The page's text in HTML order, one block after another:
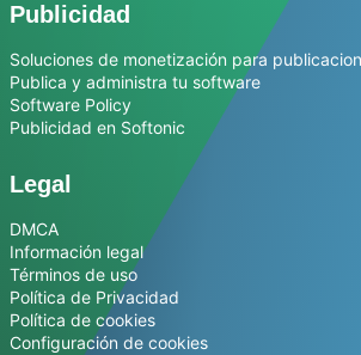
Publicidad
Soluciones de monetización para
Publica y administra tu software
Software Policy
Publicidad en Softonic
Legal
DMCA
Información legal
Términos de uso
Política de Privacidad
Política de cookies
Configuración de cookies